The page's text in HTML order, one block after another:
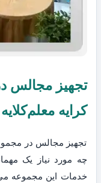
تجهیز مجالس
کرایه معلم‌کلایه
تجهیز مجالس در
چه مورد نیاز یک
خدمات این مجموعه می